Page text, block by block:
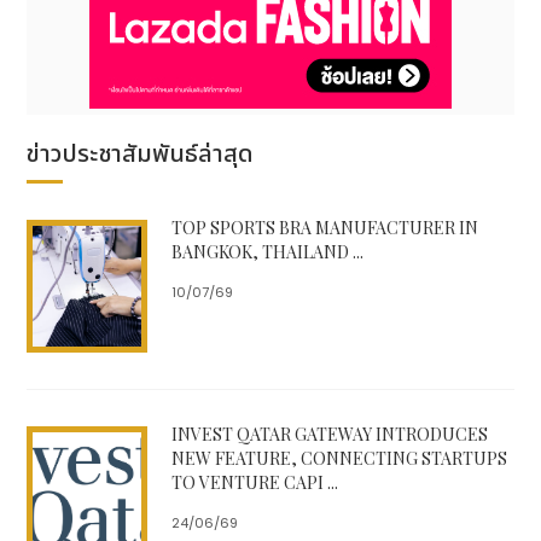
TOKYO SKYTREE.'"
TOKYO SKYTREE is the world’s tallest free-
observation decks, the Tembo Deck, which is
350 meters high, and the Tembo Galleria,
which is 450 meter high, commanding a
spectacular panoramic view of Tokyo.
Moreover, at night, TOKYO SKYTREE is
colorfully lit up featuring three lighting styles
-- "Iki" characterized by a pale blue, "Miyabi"
featuring Edo purple and "Nobori" auspicious
events.
For more information, please visit official
website of TOKYO SKYTREE :
ข่าวประชาสัมพันธ์ล่าสุด
TOP SPORTS BRA MANUFACTURER IN
BANGKOK, THAILAND ...
10/07/69
INVEST QATAR GATEWAY INTRODUCES
NEW FEATURE, CONNECTING STARTUPS
TO VENTURE CAPI ...
24/06/69